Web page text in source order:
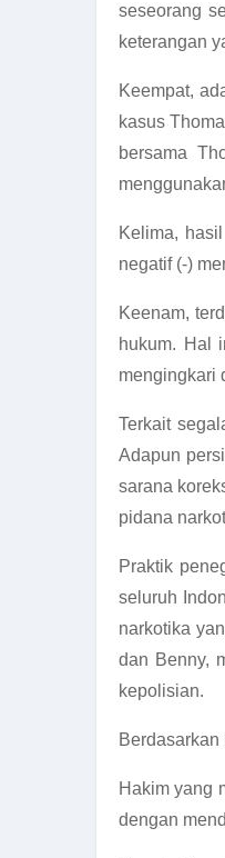
seseorang
keterangan
Keempat,
kasus
bersama
Kelima,
negatif (-)
Keenam,
hukum. Hal
mengingkari
Terkait
Adapun
sarana
pidana
Praktik
seluruh
narkotika
dan Benny,
kepolisian.
Hakim yang
dengan